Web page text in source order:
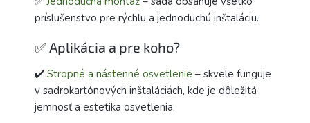
príslušenstvo pre rýchlu a jednoduchú inštaláciu.
✅ Aplikácia a pre koho?
✔️ Stropné a nástenné osvetlenie – skvele funguje
v sadrokartónových inštaláciách, kde je dôležitá
jemnosť a estetika osvetlenia.